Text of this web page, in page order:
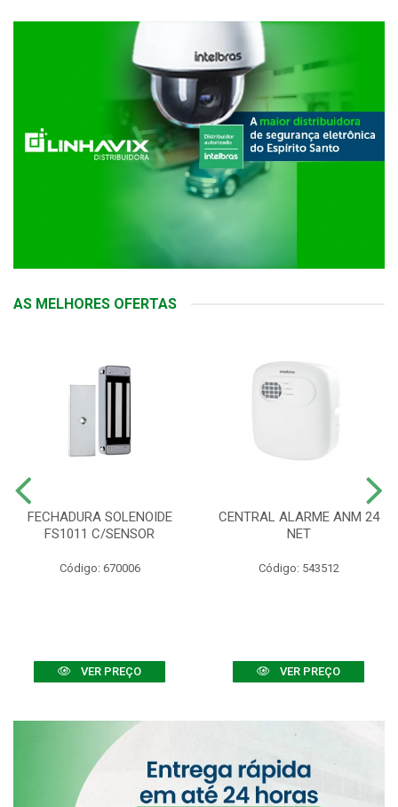
AS MELHORES OFERTAS
FECHADURA SOLENOIDE
FS1011 C/SENSOR
Código: 670006
VER PREÇO
CENTRAL ALARME ANM 24
NET
Código: 543512
VER PREÇO